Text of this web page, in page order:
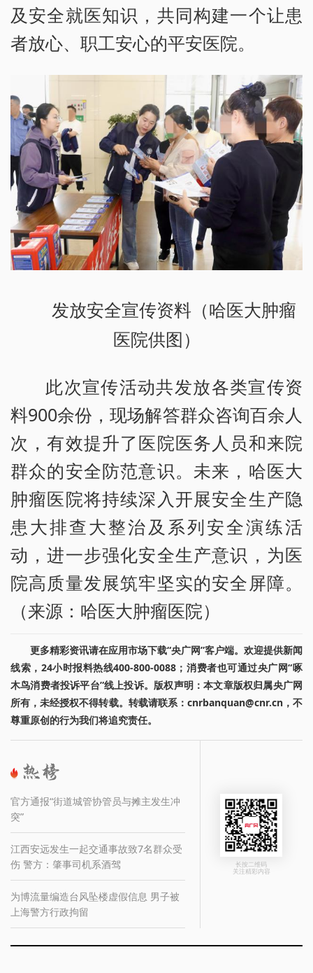
及安全就医知识，共同构建一个让患
者放心、职工安心的平安医院。
发放安全宣传资料（哈医大肿瘤
医院供图）
此次宣传活动共发放各类宣传资
料900余份，现场解答群众咨询百余人
次，有效提升了医院医务人员和来院
群众的安全防范意识。未来，哈医大
肿瘤医院将持续深入开展安全生产隐
患大排查大整治及系列安全演练活
动，进一步强化安全生产意识，为医
院高质量发展筑牢坚实的安全屏障。
（来源：哈医大肿瘤医院）
更多精彩资讯请在应用市场下载“央广网”客户端。欢迎提供新闻
线索，24小时报料热线400-800-0088；消费者也可通过央广网“啄
木鸟消费者投诉平台”线上投诉。版权声明：本文章版权归属央广网
所有，未经授权不得转载。转载请联系：cnrbanquan@cnr.cn，不
尊重原创的行为我们将追究责任。
官方通报“街道城管协管员与摊主发生冲
突”
江西安远发生一起交通事故致7名群众受
伤 警方：肇事司机系酒驾
为博流量编造台风坠楼虚假信息 男子被
上海警方行政拘留
长按二维码
关注精彩内容